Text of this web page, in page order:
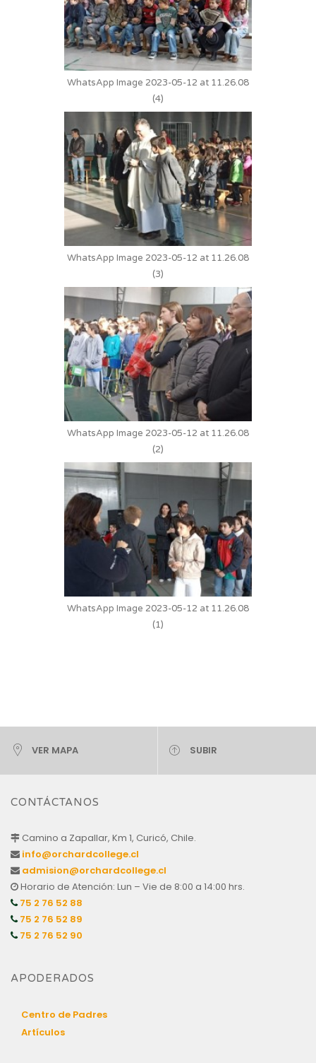
WhatsApp Image 2023-05-12 at 11.26.08
(4)
WhatsApp Image 2023-05-12 at 11.26.08
(3)
WhatsApp Image 2023-05-12 at 11.26.08
(2)
WhatsApp Image 2023-05-12 at 11.26.08
(1)
VER MAPA SUBIR
CONTÁCTANOS
Camino a Zapallar, Km 1, Curicó, Chile.
info@orchardcollege.cl
admision@orchardcollege.cl
Horario de Atención: Lun – Vie de 8:00 a 14:00 hrs.
75 2 76 52 88
75 2 76 52 89
75 2 76 52 90
APODERADOS
Centro de Padres
Artículos